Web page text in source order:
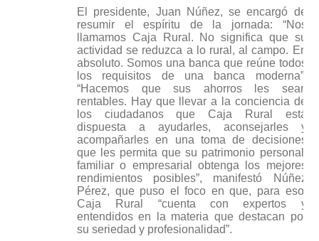
El presidente, Juan Núñez, se encargó de
resumir el espíritu de la jornada: “Nos
llamamos Caja Rural. No significa que su
actividad se reduzca a lo rural, al campo. En
absoluto. Somos una banca que reúne todos
los requisitos de una banca moderna”.
“Hacemos que sus ahorros les sean
rentables. Hay que llevar a la conciencia de
los ciudadanos que Caja Rural está
dispuesta a ayudarles, aconsejarles y
acompañarles en una toma de decisiones
que les permita que su patrimonio personal,
familiar o empresarial obtenga los mejores
rendimientos posibles”, manifestó Núñez
Pérez, que puso el foco en que, para eso,
Caja Rural “cuenta con expertos y
entendidos en la materia que destacan por
su seriedad y profesionalidad”.